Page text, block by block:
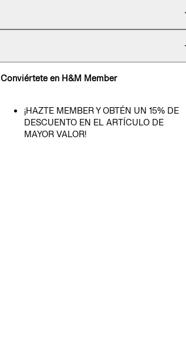
Conviértete en H&M Member
¡HAZTE MEMBER Y OBTÉN UN 15% DE
DESCUENTO EN EL ARTÍCULO DE
MAYOR VALOR!